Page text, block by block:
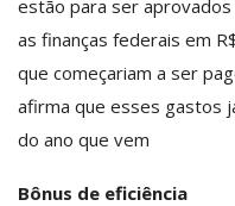
estão para ser
as finanças federais em
que começariam a ser
afirma que esses gastos
do ano que vem
Bônus de eficiência